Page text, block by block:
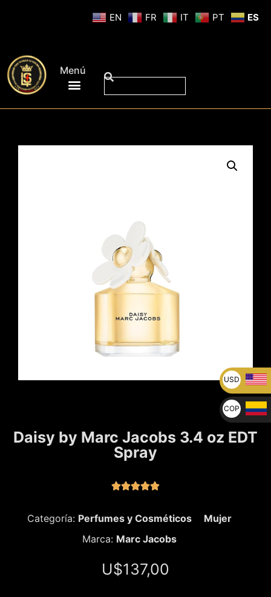
Menú
Daisy by Marc Jacobs 3.4 oz EDT
Spray

Categoría: Perfumes y Cosméticos
Mujer
Marca: Marc Jacobs
U$137,00
EN FR IT PT ES
USD
U$
COP
$